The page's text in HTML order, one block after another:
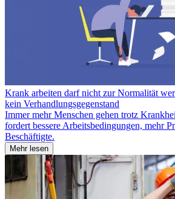
Krank arbeiten darf nicht zur Normalität
kein Verhandlungsgegenstand
Immer mehr Menschen gehen trotz
fordert bessere Arbeitsbedingungen, mehr
Beschäftigte.
Mehr lesen